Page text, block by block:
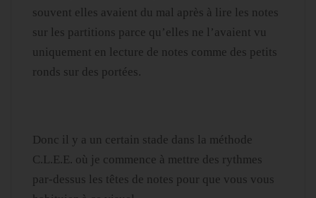
souvent elles avaient du mal après à lire les notes
sur les partitions parce qu’elles ne l’avaient vu
uniquement en lecture de notes comme des petits
ronds sur des portées.
Donc il y a un certain stade dans la méthode
C.L.E.E. où je commence à mettre des rythmes
par-dessus les têtes de notes pour que vous vous